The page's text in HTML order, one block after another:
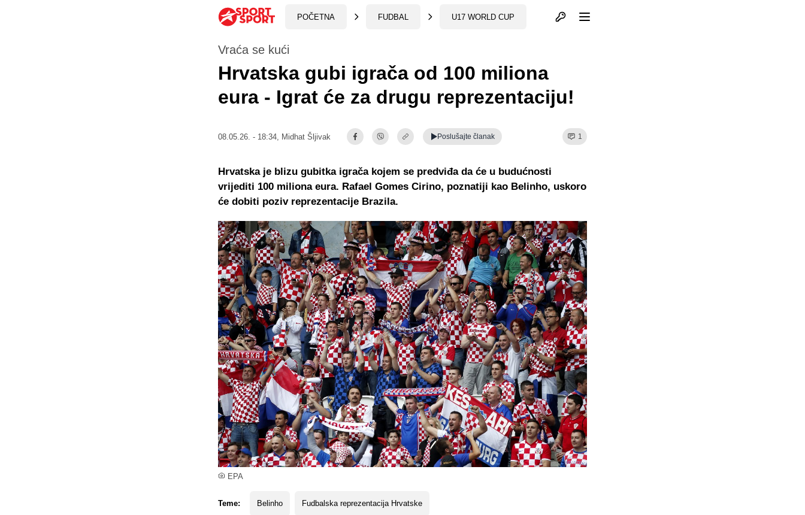
POČETNA FUDBAL U17 WORLD CUP Otvori profil
EPA
Vraća se kući
Hrvatska gubi igrača od 100 miliona
eura - Igrat će za drugu reprezentaciju!
08.05.26. - 18:34, Midhat Šljivak Poslušajte članak 1
Teme: Belinho Fudbalska reprezentacija Hrvatske
Hrvatska je blizu gubitka igrača kojem se predviđa da će u budućnosti
vrijediti 100 miliona eura. Rafael Gomes Cirino, poznatiji kao Belinho, uskoro
će dobiti poziv reprezentacije Brazila.